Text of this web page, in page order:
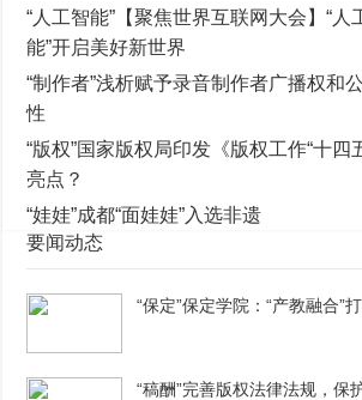
“人工智能”【聚焦世界互联网大会】“人
能”开启美好新世界
“制作者”浅析赋予录音制作者广播权和
性
“版权”国家版权局印发《版权工作“十四
亮点？
“娃娃”成都“面娃娃”入选非遗
要闻动态
“保定”保定学院：“产教融合”
“稿酬”完善版权法律法规，保